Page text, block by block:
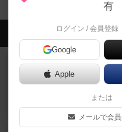
会員
レビュー
フィ
デジ
人がデ
29分前
有
ログイン / 会員登録
Google
Apple
または
メールで会